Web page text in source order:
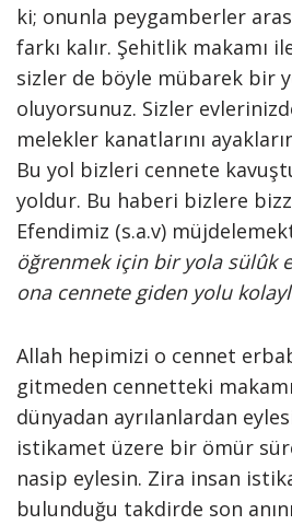
ki; onunla peygamberler
farkı kalır. Şehitlik makamı
sizler de böyle mübarek bir
oluyorsunuz. Sizler
melekler kanatlarını
Bu yol bizleri cennete
yoldur. Bu haberi bizlere
Efendimiz (s.a.v)
öğrenmek için bir yola sülûk
ona cennete giden yolu
Allah hepimizi o cennet
gitmeden cennetteki
dünyadan ayrılanlardan
istikamet üzere bir ömür
nasip eylesin. Zira insan
bulunduğu takdirde son